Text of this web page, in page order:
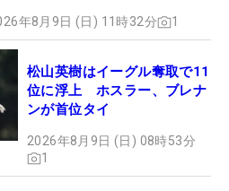
年8月9日 (日) 11時32分 1
松山英樹はイーグル奪取で11
位に浮上 ホスラー、ブレナ
ンが首位タイ
2026年8月9日 (日) 08時53分
1